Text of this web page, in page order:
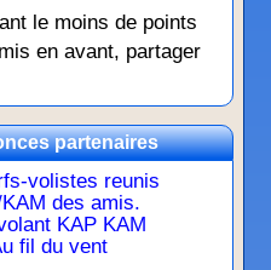
le moins de points
en avant, partager
partenaires
volistes reunis
des amis.
KAP KAM
fil du vent